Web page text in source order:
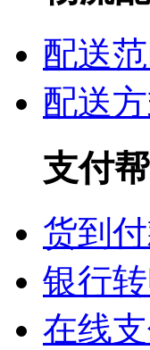
配送
配送
支付
货到
银行
在线